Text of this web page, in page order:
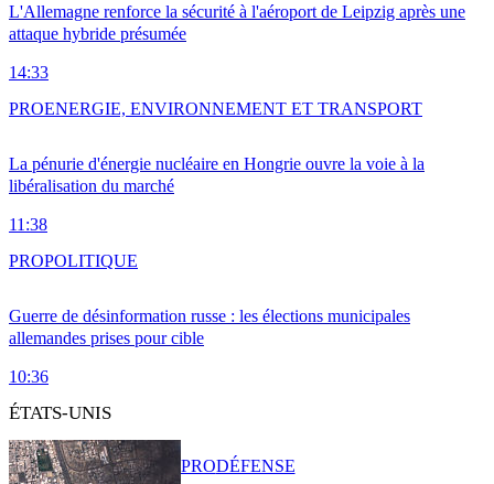
L'Allemagne renforce la sécurité à l'aéroport de Leipzig après une
attaque hybride présumée
14:33
La pénurie d'énergie nucléaire en Hongrie ouvre la voie à la
libéralisation du marché
11:38
PROENERGIE, ENVIRONNEMENT ET TRANSPORT
Guerre de désinformation russe : les élections municipales
allemandes prises pour cible
10:36
PROPOLITIQUE
ÉTATS-UNIS
PRODÉFENSE